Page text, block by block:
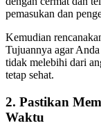
pemasukan dan
Kemudian
Tujuannya agar
tidak melebihi dari
tetap sehat.
2. Pastikan
Waktu